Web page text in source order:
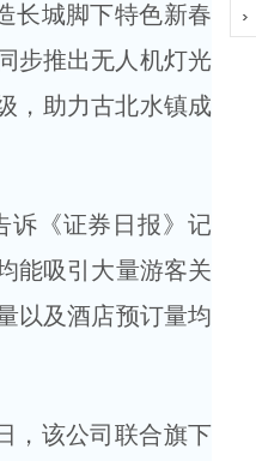
长城脚下特色新春
步推出无人机灯光
，助力古北水镇成
诉《证券日报》记
能吸引大量游客关
以及酒店预订量均
，该公司联合旗下